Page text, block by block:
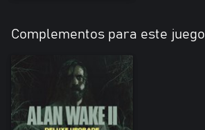
Complementos para este juego